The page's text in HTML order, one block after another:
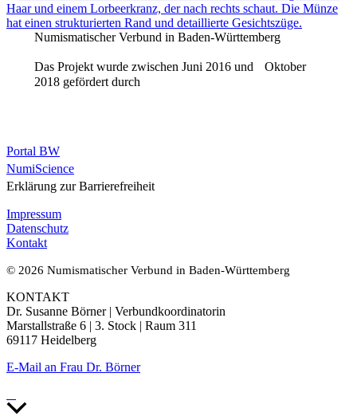
Numismatischer Verbund in Baden-Württemberg
Das Projekt wurde zwischen Juni 2016 und Oktober
2018 gefördert durch
Portal BW
NumiScience
Erklärung zur Barrierefreiheit
Impressum
Datenschutz
Kontakt
© 2026 Numismatischer Verbund in Baden-Württemberg
KONTAKT
Dr. Susanne Börner | Verbundkoordinatorin
Marstallstraße 6 | 3. Stock | Raum 311
69117 Heidelberg
E-Mail an Frau Dr. Börner